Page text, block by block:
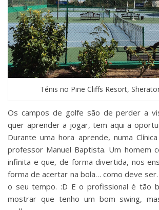
Ténis no Pine Cliffs Resort,
Os campos de golfe são de perder a
quer aprender a jogar, tem aqui a
Durante uma hora aprende, numa
professor Manuel Baptista. Um homem
infinita e que, de forma divertida, nos
forma de acertar na bola… como deve
o seu tempo. :D E o profissional é tão
mostrar que tenho um bom swing,